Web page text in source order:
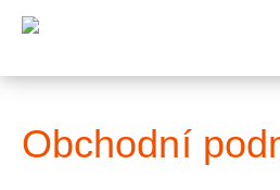
Obchodní
: Obchodní podmínky